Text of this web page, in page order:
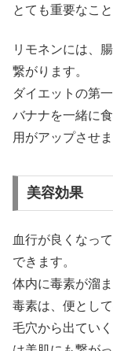
とても重要なこと
リモネンには、
繋がります。
ダイエットの第
バナナを一緒に
用がアップさせま
美容効果
血行が良くなっ
できます。
体内に毒素が溜
毒素は、便とし
毛穴から出てい